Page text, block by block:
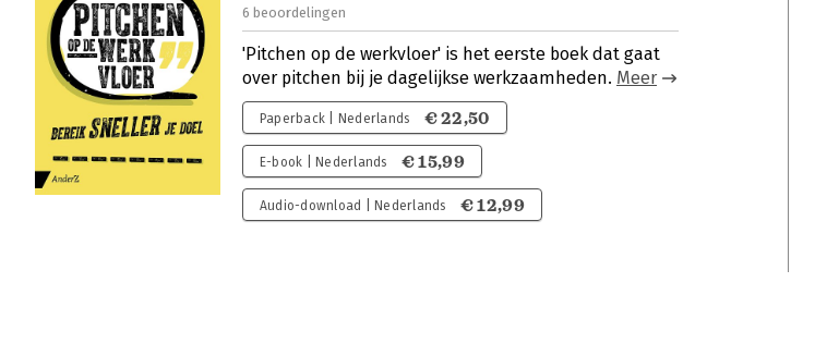
6 beoordelingen
'Pitchen op de werkvloer' is het eerste boek dat gaat
over pitchen bij je dagelijkse werkzaamheden. Meer
Paperback | Nederlands € 22,50
E-book | Nederlands € 15,99
Audio-download | Nederlands € 12,99